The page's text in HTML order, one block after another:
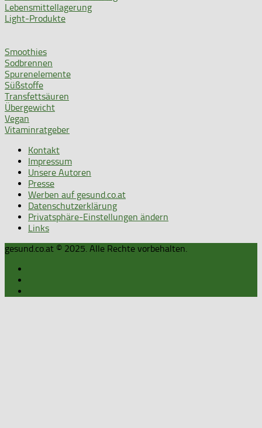
Lebensmittellagerung
Light-Produkte
Smoothies
Sodbrennen
Spurenelemente
Süßstoffe
Transfettsäuren
Übergewicht
Vegan
Vitaminratgeber
Kontakt
Impressum
Unsere Autoren
Presse
Werben auf gesund.co.at
Datenschutzerklärung
Privatsphäre-Einstellungen ändern
Links
gesund.co.at © 2025. Alle Rechte vorbehalten.